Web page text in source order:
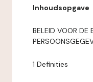
Inhoudsopgave
BELEID VOOR DE
1 Definities